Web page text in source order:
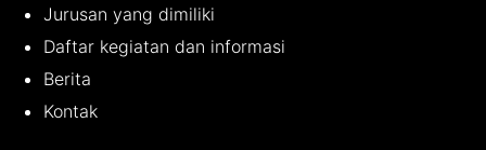
Jurusan yang dimiliki
Daftar kegiatan dan informasi
Berita
Kontak